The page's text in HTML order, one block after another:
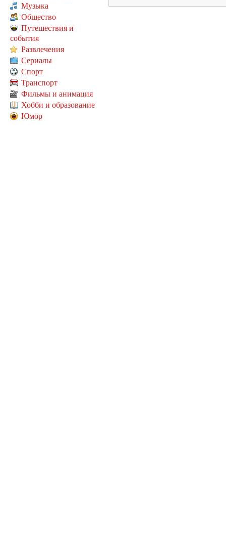
Музыка
Общество
Путешествия и
события
Развлечения
Сериалы
Спорт
Транспорт
Фильмы и анимация
Хобби и образование
Юмор